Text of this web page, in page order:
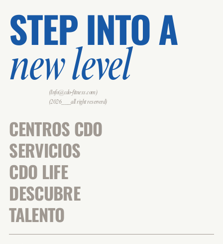
STEP INTO A
new level
(Info@cdo-fitness.com)
(2026___all right reserverd)
CENTROS CDO
SERVICIOS
CDO LIFE
DESCUBRE
TALENTO